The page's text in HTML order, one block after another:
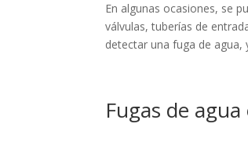
En algunas ocasiones, se
válvulas, tuberías de
detectar una fuga de agua,
Fugas de